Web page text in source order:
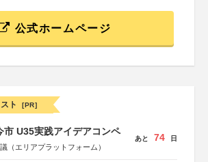
公式ホームページ
ト [PR]
市 U35実践アイデアコンペ
（エリアプラットフォーム）
あと 74 日